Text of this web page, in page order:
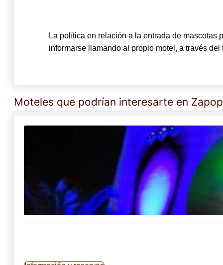
La política en relación a la entrada de mascotas
informarse llamando al propio motel, a través
Moteles que podrían interesarte en